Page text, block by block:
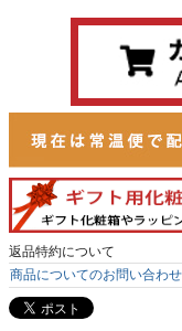
返品特約について
商品についてのお問い合わせ